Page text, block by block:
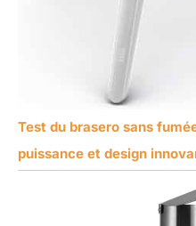
Test du brasero sans
puissance et design